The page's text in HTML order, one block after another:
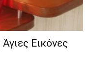
Εικόνες